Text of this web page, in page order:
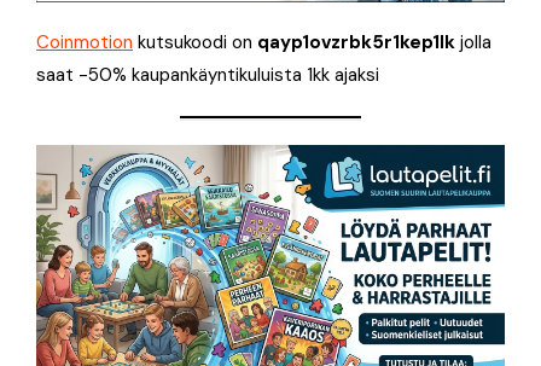
Coinmotion kutsukoodi on qayp1ovzrbk5r1kep1lk jolla
saat -50% kaupankäyntikuluista 1kk ajaksi